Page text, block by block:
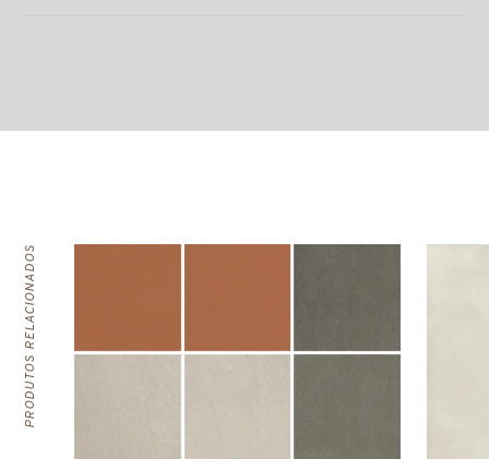
PRODUTOS RELACIONADOS